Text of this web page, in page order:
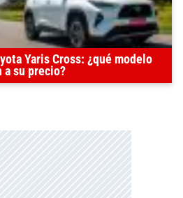
Yaris Cross: ¿qué modelo
a su precio?